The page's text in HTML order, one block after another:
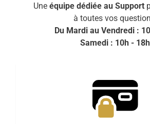
Une équipe dédiée au Support
à toutes vos
Du Mardi au Vendredi :
Samedi : 10h - 18h